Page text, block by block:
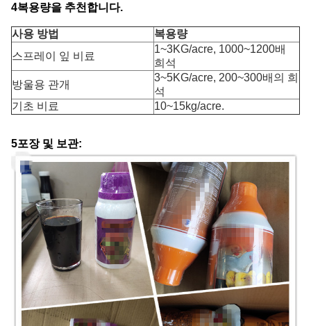
4복용량을 추천합니다.
사용 방법
복용량
스프레이 잎 비료
1~3KG/acre, 1000~1200배
희석
방울용 관개
3~5KG/acre, 200~300배의 희
석
기초 비료
10~15kg/acre.
5포장 및 보관: